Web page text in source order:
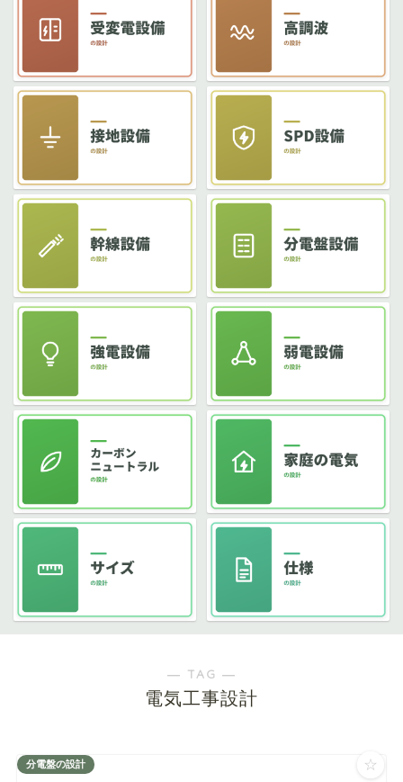
― TAG ―
電気工事設計
分電盤の設計 ☆